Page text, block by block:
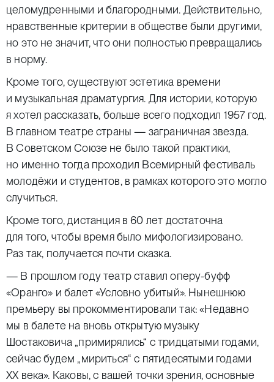
целомудренными и благородными. Действительно,
нравственные критерии в обществе были другими,
но это не значит, что они полностью превращались
в норму.
Кроме того, существуют эстетика времени
и музыкальная драматургия. Для истории, которую
я хотел рассказать, больше всего подходил 1957 год.
В главном театре страны — заграничная звезда.
В Советском Союзе не было такой практики,
но именно тогда проходил Всемирный фестиваль
молодёжи и студентов, в рамках которого это могло
случиться.
Кроме того, дистанция в 60 лет достаточна
для того, чтобы время было мифологизировано.
Раз так, получается почти сказка.
— В прошлом году театр ставил оперу-буфф
«Оранго» и балет «Условно убитый». Нынешнюю
премьеру вы прокомментировали так: «Недавно
мы в балете на вновь открытую музыку
Шостаковича „примирялись“ с тридцатыми годами,
сейчас будем „мириться“ с пятидесятыми годами
ХХ века». Каковы, с вашей точки зрения, основные